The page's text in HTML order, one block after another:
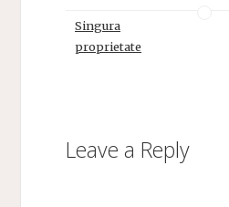
Singura
proprietate
Leave a Reply